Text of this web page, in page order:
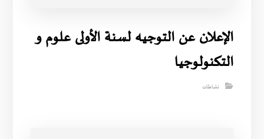
الإعلان عن التوجيه لسنة الأولى علوم و
التكنولوجيا
نشاطات